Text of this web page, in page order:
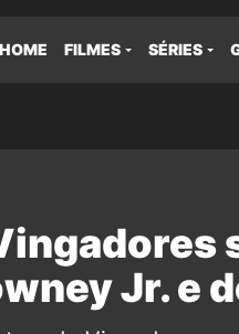
HOME FILMES SÉRIES
Jr. e